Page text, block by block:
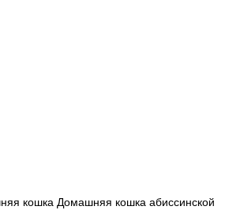
кошка Домашняя кошка абиссинской